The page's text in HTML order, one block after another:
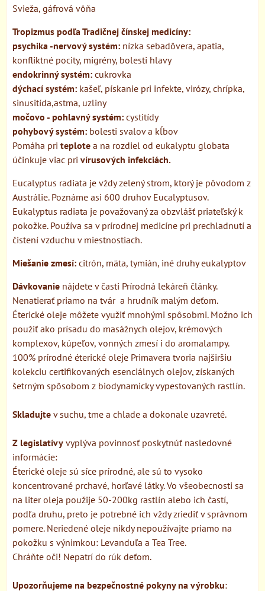
Svieža, gáfrová vôňa
Tropizmus podľa Tradičnej čínskej medicíny:
psychika -nervový systém: nízka sebadôvera, apatia,
konfliktné pocity, migrény, bolesti hlavy
endokrinný systém: cukrovka
dýchací systém: kašeľ, pískanie pri infekte, virózy, chrípka,
sinusitída,astma, uzliny
močovo - pohlavný systém: cystitídy
pohybový systém: bolesti svalov a kĺbov
Pomáha pri teplote a na rozdiel od eukalyptu globata
účinkuje viac pri vírusových infekciách.
Eucalyptus radiata je vždy zelený strom, ktorý je pôvodom z
Austrálie. Poznáme asi 600 druhov Eucalyptusov.
Eukalyptus radiata je považovaný za obzvlášť priateľský k
pokožke. Používa sa v prírodnej medicíne pri prechladnutí a
čistení vzduchu v miestnostiach.
Miešanie zmesí: citrón, mäta, tymián, iné druhy eukalyptov
Dávkovanie nájdete v časti Prírodná lekáreň články.
Nenatierať priamo na tvár a hrudník malým deťom.
Éterické oleje môžete využiť mnohými spôsobmi. Možno ich
použiť ako prísadu do masážnych olejov, krémových
komplexov, kúpeľov, vonných zmesí i do aromalampy.
100% prírodné éterické oleje Primavera tvoria najširšiu
kolekciu certifikovaných esenciálnych olejov, získaných
šetrným spôsobom z biodynamicky vypestovaných rastlín.
Skladujte v suchu, tme a chlade a dokonale uzavreté.
Z legislatívy vyplýva povinnosť poskytnúť nasledovné
informácie:
Éterické oleje sú síce prírodné, ale sú to vysoko
koncentrované prchavé, horľavé látky. Vo všeobecnosti sa
na liter oleja použije 50-200kg rastlín alebo ich častí,
podľa druhu, preto je potrebné ich vždy zriediť v správnom
pomere. Neriedené oleje nikdy nepoužívajte priamo na
pokožku s výnimkou: Levanduľa a Tea Tree.
Chráňte oči! Nepatrí do rúk deťom.
Upozorňujeme na bezpečnostné pokyny na výrobku: